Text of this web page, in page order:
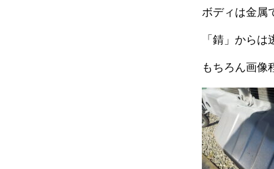
ボディは金
「錆」から
もちろん画像